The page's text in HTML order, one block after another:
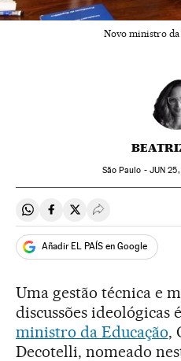
Novo ministro da
São Paulo - JUN
Compartir en Whatsapp
Compartir en Facebook
Compartir en Twitter
Desplegar
Añadir EL PAÍS en Google
Uma gestão técnica e
discussões ideológicas
ministro da Educação,
Decotelli, nomeado